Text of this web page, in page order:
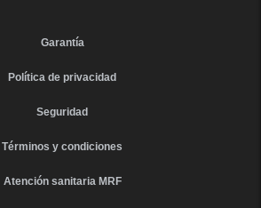
Garantía
Política de privacidad
Seguridad
Términos y condiciones
Atención sanitaria MRF